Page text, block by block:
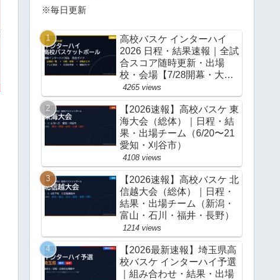
※毎日更新
高校バスケ インターハイ
2026 日程・結果速報｜全試
合スコア随時更新・出場
校・会場【7/28開幕・大
阪】
4265 views
【2026速報】高校バスケ 東
海大会（総体）｜日程・結
果・出場チーム（6/20〜21
愛知・刈谷市）
4108 views
【2026速報】高校バスケ 北
信越大会（総体）｜日程・
結果・出場チーム（新潟・
富山・石川・福井・長野）
1214 views
【2026最新速報】埼玉県高
校バスケ インターハイ予選
｜組み合わせ・結果・出場